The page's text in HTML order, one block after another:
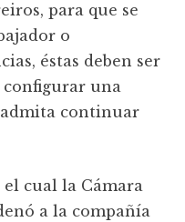
para que se
o
éstas deben ser
configurar una
continuar
cual la Cámara
a la compañía